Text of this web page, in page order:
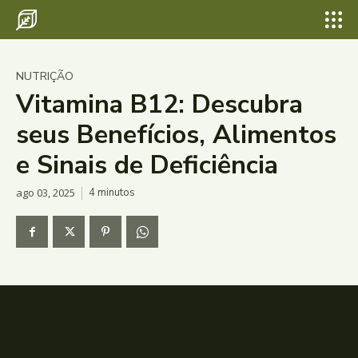
NUTRIÇÃO
Vitamina B12: Descubra
seus Benefícios, Alimentos
e Sinais de Deficiência
ago 03, 2025 4minutos